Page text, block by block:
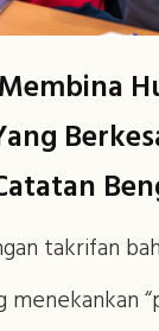
takrifan
menekankan